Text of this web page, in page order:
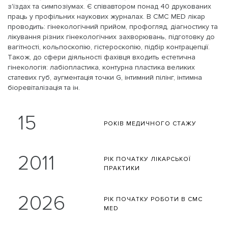
з'їздах та симпозіумах. Є співавтором понад 40 друкованих
праць у профільних наукових журналах. В CMC MED лікар
проводить: гінекологічний прийом, профогляд, діагностику та
лікування різних гінекологічних захворювань, підготовку до
вагітності, кольпоскопію, гістероскопію, підбір контрацепції.
Також, до сфери діяльності фахівця входить естетична
гінекологія: лабіопластика, контурна пластика великих
статевих губ, аугментація точки G, інтимний пілінг, інтимна
біоревіталізація та ін.
15 РОКІВ МЕДИЧНОГО СТАЖУ
2011 РІК ПОЧАТКУ ЛІКАРСЬКОЇ
ПРАКТИКИ
2026 РІК ПОЧАТКУ РОБОТИ В CMC
MED